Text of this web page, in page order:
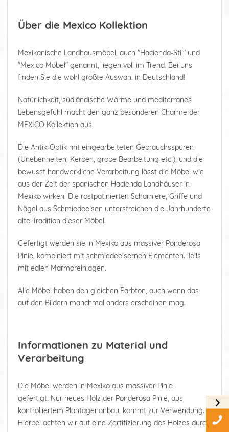
Über die Mexico Kollektion
Mexikanische Landhausmöbel, auch "Hacienda-Stil" und
"Mexico Möbel" genannt, liegen voll im Trend. Bei uns
finden Sie die wohl größte Auswahl in Deutschland!
Natürlichkeit, südländische Wärme und mediterranes
Lebensgefühl macht den ganz besonderen Charme der
MEXICO Kollektion aus.
Die Antik-Optik mit eingearbeiteten Gebrauchsspuren
(Unebenheiten, Kerben, grobe Bearbeitung etc.), und die
bewusst handwerkliche Verarbeitung lässt die Möbel wie
aus der Zeit der spanischen Hacienda Landhäuser in
Mexiko wirken. Die rostpatinierten Scharniere, Griffe und
Nägel aus Schmiedeeisen unterstreichen die Jahrhunderte
alte Tradition dieser Möbel.
Gefertigt werden sie in Mexiko aus massiver Ponderosa
Pinie, kombiniert mit schmiedeeisernen Elementen. Teils
mit edlen Marmoreinlagen.
Alle Möbel haben den gleichen Farbton, auch wenn das
auf den Bildern manchmal anders erscheinen mag.
Informationen zu Material und
Verarbeitung
Die Möbel werden in Mexiko aus massiver Pinie
gefertigt. Nur neues Holz der Ponderosa Pinie, aus
kontrolliertem Plantagenanbau, kommt zur Verwendung.
Hierbei achten wir auf eine Zertifizierung des Holzes durch